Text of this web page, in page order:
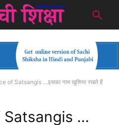
of Satsangis …इसका नाम खुशिया रखते हैं
Satsangis …